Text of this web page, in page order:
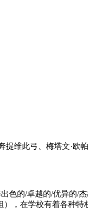
提维此弓、梅塔文·
色的/卓越的/优异的/
，在学校有着各种特